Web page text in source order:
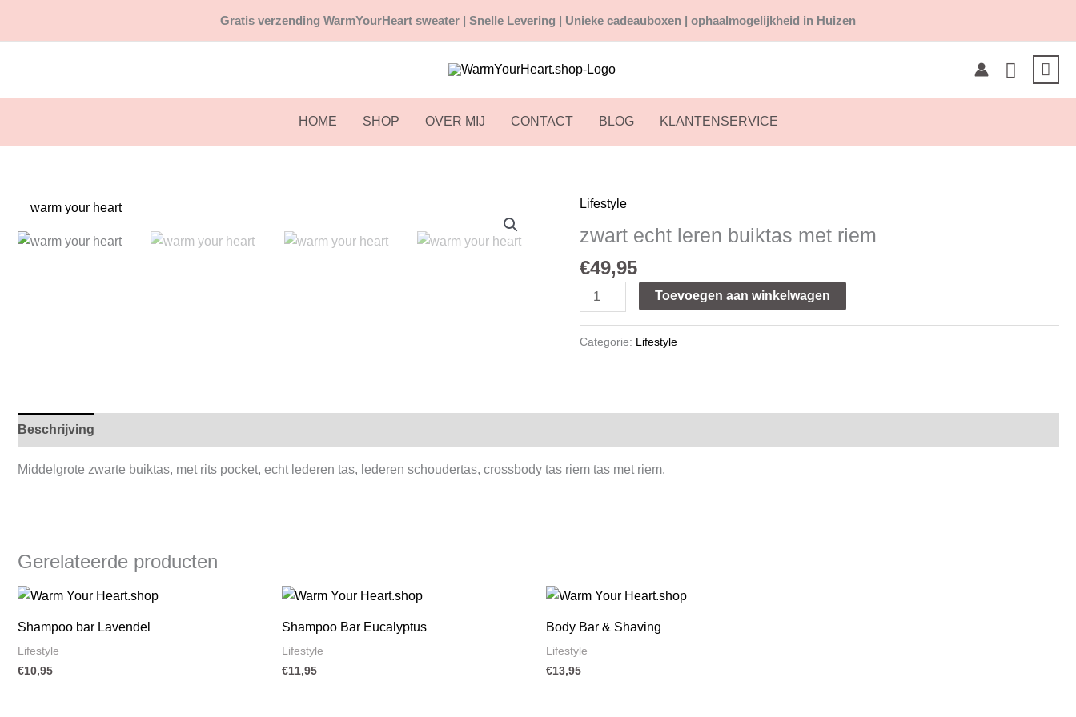
Gratis verzending WarmYourHeart sweater | Snelle Levering | Unieke cadeauboxen | ophaalmogelijkheid in Huizen
Zoeken
HOME SHOP OVER MIJ CONTACT BLOG KLANTENSERVICE
Lifestyle
zwart echt leren buiktas met riem
€49,95
zwart
buiktas
met
riem
Toevoegen aan winkelwagen
Categorie: Lifestyle
Beschrijving
Middelgrote zwarte buiktas, met rits pocket, echt lederen tas, lederen schoudertas, crossbody tas riem tas met riem.
Gerelateerde producten
Shampoo bar Lavendel
Lifestyle
€10,95
Shampoo Bar Eucalyptus
Lifestyle
€11,95
Body Bar & Shaving
Lifestyle
€13,95